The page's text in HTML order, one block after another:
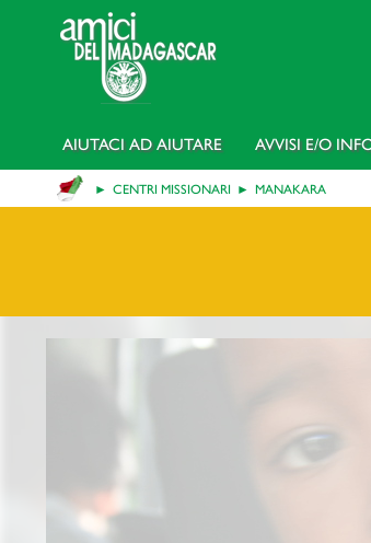
AIUTACI AD AIUTARE AVVISI E/o
CENTRI MISSIONARI MANAKARA